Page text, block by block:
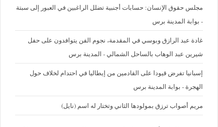
مجلس حقوق الإنسان: حسابات أجنبية تضلل الراغبين في العبور إلى سبتة
- بوابة المدينة برس
غادة عبد الرازق وبوسي في المقدمة، نجوم الفن يتوافدون على حفل
شيرين عبد الوهاب بالساحل الشمالي - المدينة برس
إسبانيا تفرض قيودا على القادمين من إيطاليا في احتدام لخلاف حول
الهجرة - بوابة المدينة برس
مريم أصواب ترزق بمولودها الثاني وتختار له اسم (نايل)